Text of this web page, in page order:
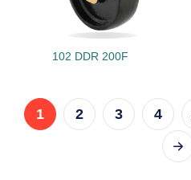
102 DDR 200F
1 2 3 4